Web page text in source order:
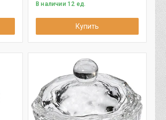
В наличии 12 ед.
Купить